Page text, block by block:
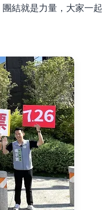
結就是力量，大家一起